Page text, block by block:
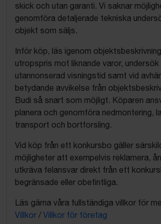
skick och utan garanti. Vi saknar
genomföra detaljerade tekniska
objekt som säljs.
Inför köp, läs igenom
utropspris mot liknande varor, undersök
utannonserad visningstid samt vid
betydande avvikelse från
Budi så snart som möjligt. Köparen
planera och genomföra nedmontering,
transport och bortforsling.
Vid köp från ett konkursbo gäller
möjligheter att exempelvis reklamera,
utkräva felansvar direkt från ett
begränsade eller obefintliga.
Läs gärna våra fullständiga villkor för
Villkor / Villkor för företag